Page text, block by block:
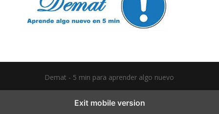
Demat - 5 min para aprender algo nuevo
Exit mobile version